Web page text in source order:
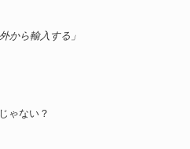
から輸入する」
ゃない？